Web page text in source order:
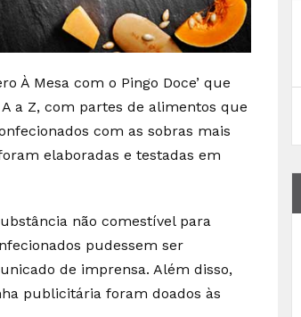
À Mesa com o Pingo Doce’ que
a Z, com partes de alimentos que
com as sobras mais
elaboradas e testadas em
não comestível para
pudessem ser
de imprensa. Além disso,
publicitária foram doados às